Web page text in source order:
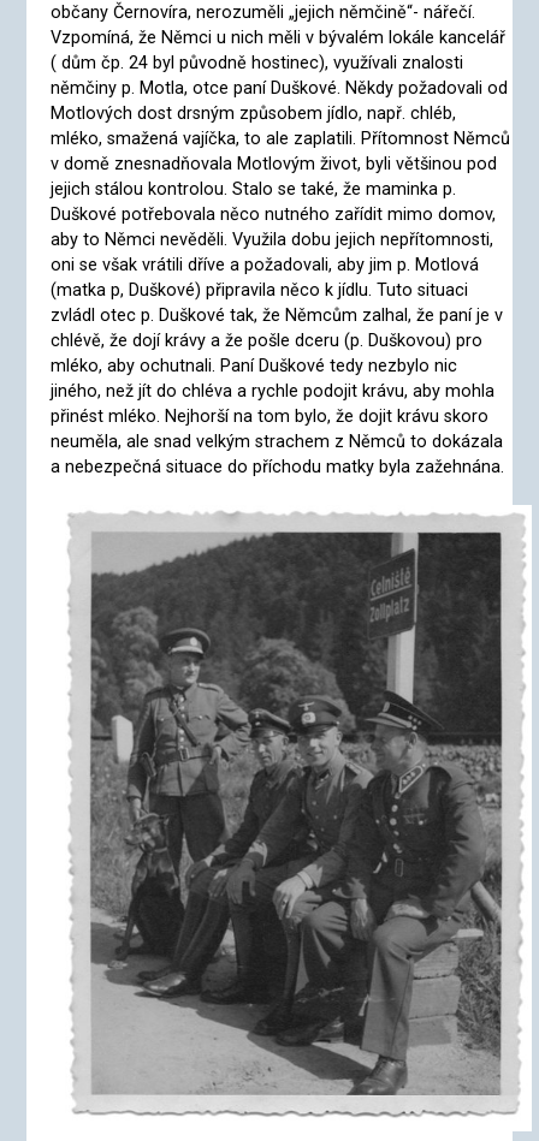
občany Černovíra, nerozuměli „jejich němčině“- nářečí.
Vzpomíná, že Němci u nich měli v bývalém lokále kancelář
( dům čp. 24 byl původně hostinec), využívali znalosti
němčiny p. Motla, otce paní Duškové. Někdy požadovali od
Motlových dost drsným způsobem jídlo, např. chléb,
mléko, smažená vajíčka, to ale zaplatili. Přítomnost Němců
v domě znesnadňovala Motlovým život, byli většinou pod
jejich stálou kontrolou. Stalo se také, že maminka p.
Duškové potřebovala něco nutného zařídit mimo domov,
aby to Němci nevěděli. Využila dobu jejich nepřítomnosti,
oni se však vrátili dříve a požadovali, aby jim p. Motlová
(matka p, Duškové) připravila něco k jídlu. Tuto situaci
zvládl otec p. Duškové tak, že Němcům zalhal, že paní je v
chlévě, že dojí krávy a že pošle dceru (p. Duškovou) pro
mléko, aby ochutnali. Paní Duškové tedy nezbylo nic
jiného, než jít do chléva a rychle podojit krávu, aby mohla
přinést mléko. Nejhorší na tom bylo, že dojit krávu skoro
neuměla, ale snad velkým strachem z Němců to dokázala
a nebezpečná situace do příchodu matky byla zažehnána.